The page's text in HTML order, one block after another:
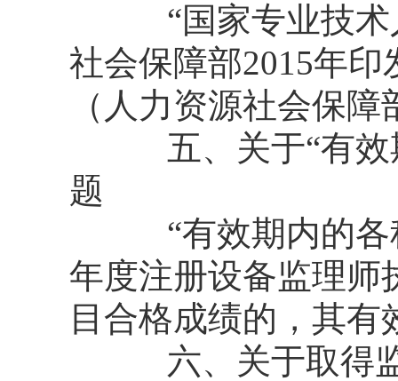
“国家专业技术人
社会保障部2015年
（人力资源社会保
五、关于“有效期
题
“有效期内的各科
年度注册设备监理师
目合格成绩的，其有
六、关于取得监